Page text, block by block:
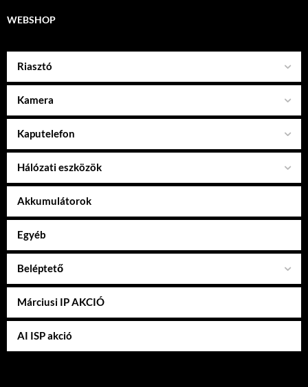
WEBSHOP
Riasztó
Kamera
Kaputelefon
Hálózati eszközök
Akkumulátorok
Egyéb
Beléptető
Márciusi IP AKCIÓ
AI ISP akció